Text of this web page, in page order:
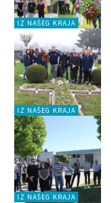
IZ NAŠEG KRAJA
IZ NAŠEG KRAJA
IZ NAŠEG KRAJA